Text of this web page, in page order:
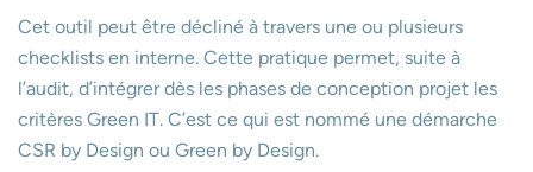
Cet outil peut être décliné à travers une ou plusieurs
checklists en interne. Cette pratique permet, suite à
l’audit, d’intégrer dès les phases de conception projet les
critères Green IT. C’est ce qui est nommé une démarche
CSR by Design ou Green by Design.